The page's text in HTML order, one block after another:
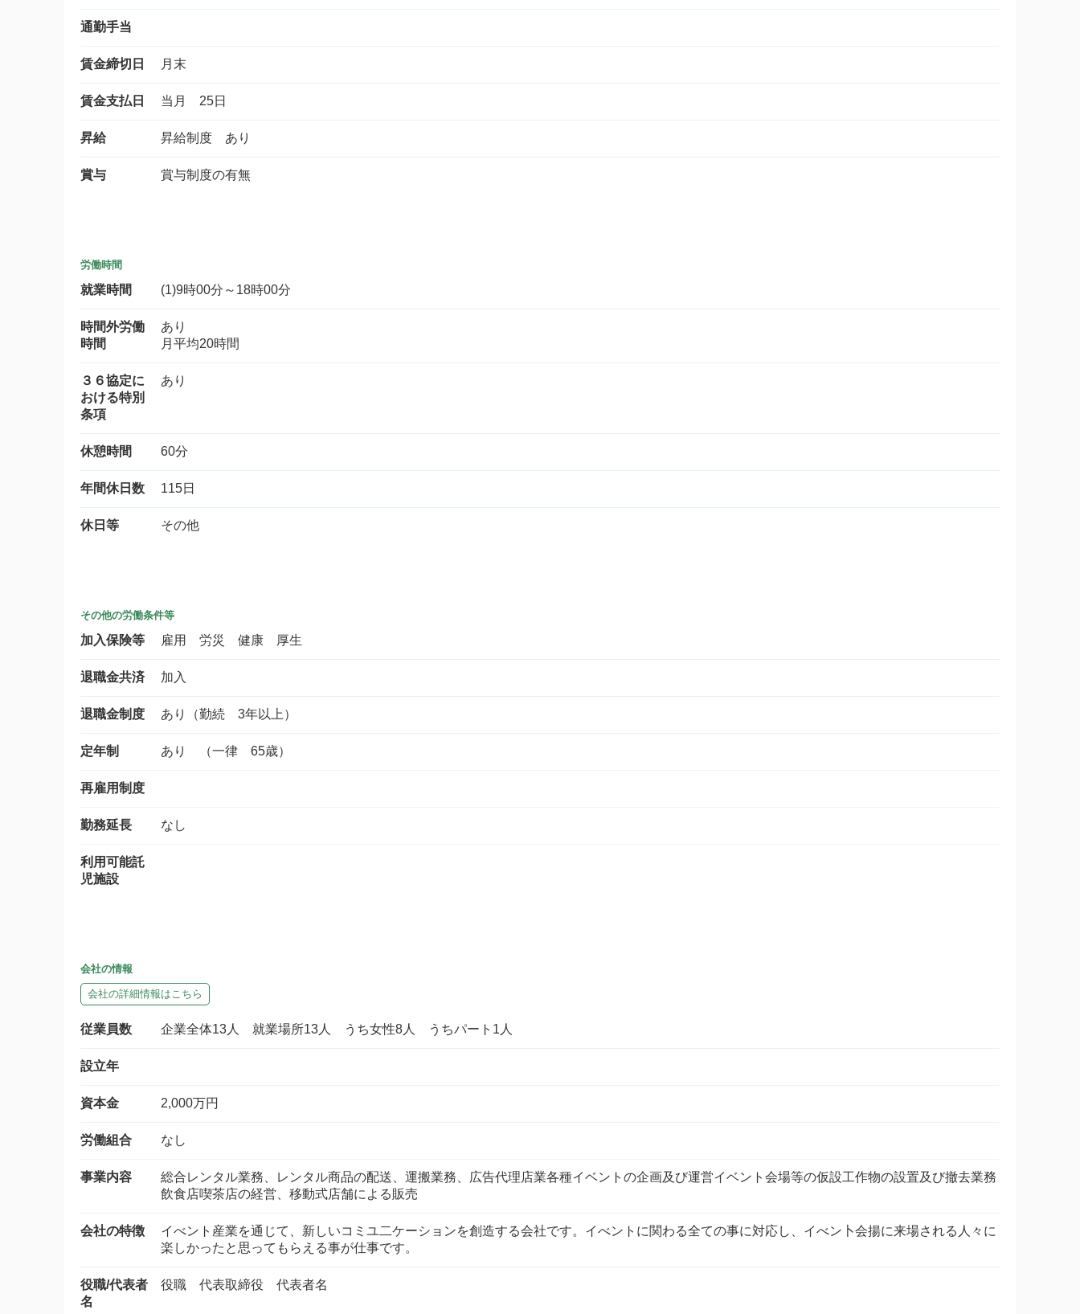
通勤手当
賃金締切日 月末
賃金支払日 当月 25日
昇給 昇給制度 あり
賞与 賞与制度の有無
労働時間
就業時間 (1)9時00分～18時00分
時間外労働
時間
あり
月平均20時間
３６協定に
おける特別
条項
あり
休憩時間 60分
年間休日数 115日
休日等 その他
その他の労働条件等
加入保険等 雇用 労災 健康 厚生
退職金共済 加入
退職金制度 あり（勤続 3年以上）
定年制 あり （一律 65歳）
再雇用制度
勤務延長 なし
利用可能託
児施設
会社の情報
会社の詳細情報はこちら
従業員数 企業全体13人 就業場所13人 うち女性8人 うちパート1人
設立年
資本金 2,000万円
労働組合 なし
事業内容
総合レンタル業務、レンタル商品の配送、運搬業務、広告代理店業各種イベントの企画及び運営イベント会場等の仮設工作物の設置及び撤去業務
飲食店喫茶店の経営、移動式店舗による販売
会社の特徴
イべント産業を通じて、新しいコミユ二ケーションを創造する会社です。イべントに関わる全ての事に対応し、イべン卜会揚に来場される人々に
楽しかったと思ってもらえる事が仕事です。
役職/代表者
名
役職 代表取締役 代表者名